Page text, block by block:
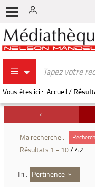
Vous êtes ici : Accueil/
Ma recherche :
Résultats 1 - 10/ 42
Tri : Pertinence